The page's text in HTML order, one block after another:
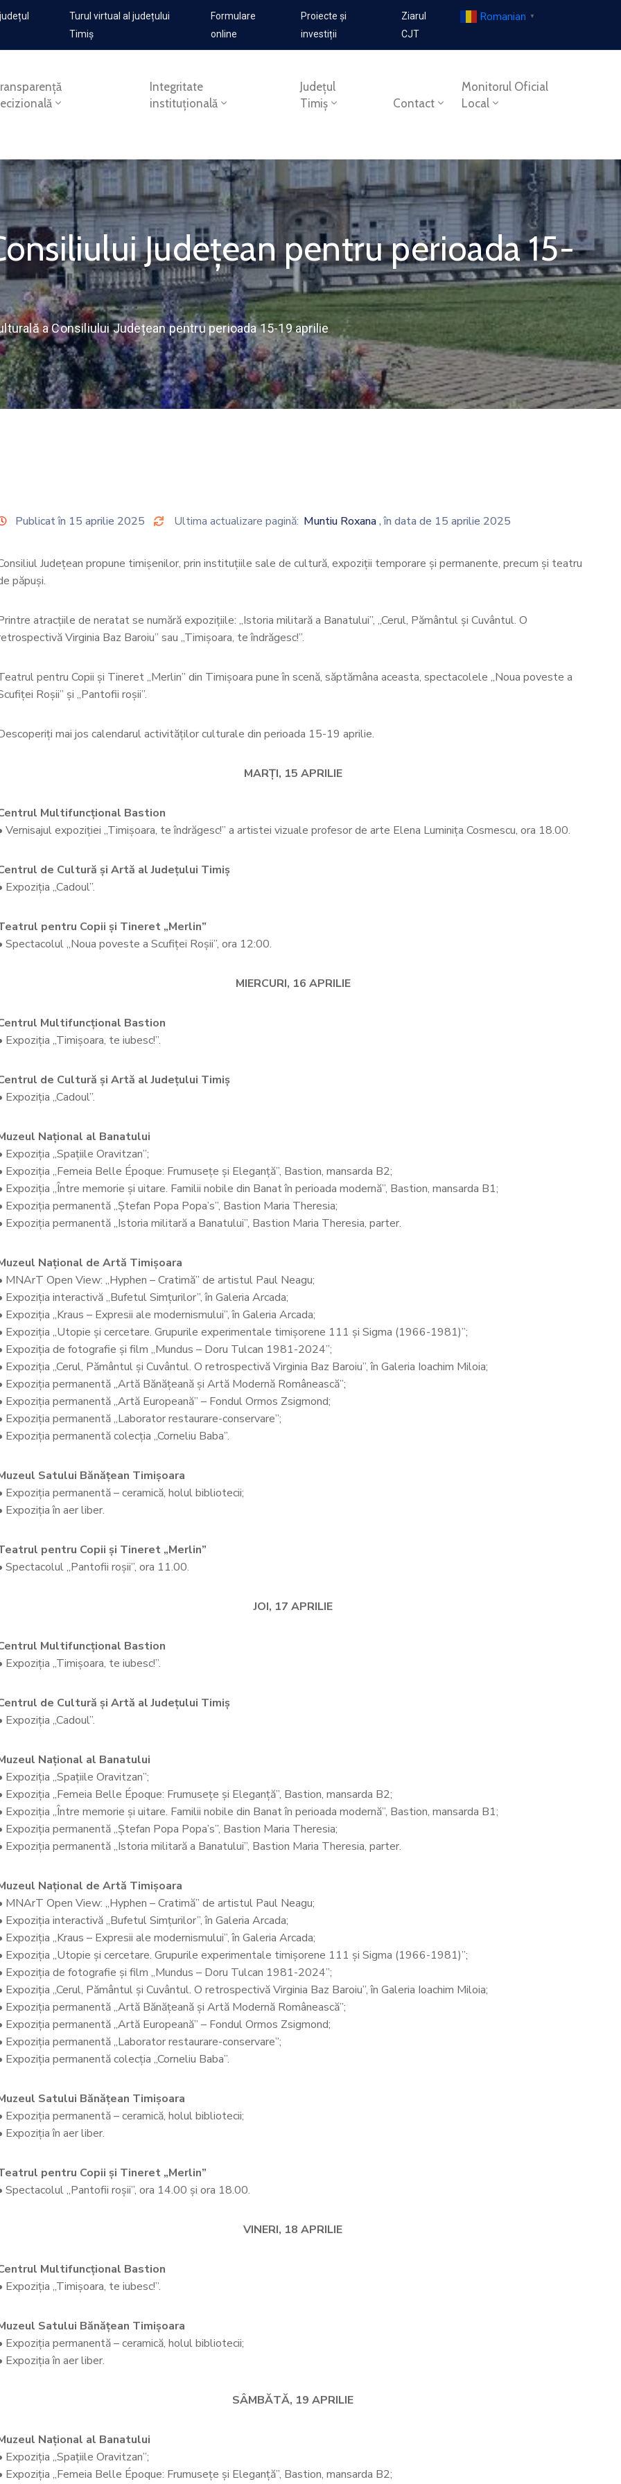
Turul virtual al județului
Timiș
Formulare
online
Proiecte și
investiții
Ziarul
CJT
Romanian ▼
Integritate
instituțională
Județul
Timiș
Contact
Monitorul Oficial
Local
Județean pentru perioada 15-
a Consiliului Județean pentru perioada 15-19 aprilie
Publicat în 15 aprilie 2025 Ultima actualizare pagină: Muntiu Roxana, în data de 15 aprilie 2025
Județean propune timișenilor, prin instituțiile sale de cultură, expoziții temporare și permanente, precum și teatru
păpuși.
atracțiile de neratat se numără expozițiile: „Istoria militară a Banatului”, „Cerul, Pământul și Cuvântul. O
Virginia Baz Baroiu” sau „Timișoara, te îndrăgesc!”.
pentru Copii și Tineret „Merlin” din Timișoara pune în scenă, săptămâna aceasta, spectacolele „Noua poveste a
Roșii” și „Pantofii roșii”.
mai jos calendarul activităților culturale din perioada 15-19 aprilie.
MARȚI, 15 APRILIE
Multifuncțional Bastion
Vernisajul expoziției „Timișoara, te îndrăgesc!” a artistei vizuale profesor de arte Elena Luminița Cosmescu, ora 18.00.
de Cultură și Artă al Județului Timiș
Expoziția „Cadoul”.
pentru Copii și Tineret „Merlin”
Spectacolul „Noua poveste a Scufiței Roșii”, ora 12:00.
MIERCURI, 16 APRILIE
Multifuncțional Bastion
Expoziția „Timișoara, te iubesc!”.
de Cultură și Artă al Județului Timiș
Expoziția „Cadoul”.
Național al Banatului
Expoziția „Spațiile Oravitzan”;
Expoziția „Femeia Belle Époque: Frumusețe și Eleganță”, Bastion, mansarda B2;
Expoziția „Între memorie și uitare. Familii nobile din Banat în perioada modernă”, Bastion, mansarda B1;
Expoziția permanentă „Ștefan Popa Popa’s”, Bastion Maria Theresia;
Expoziția permanentă „Istoria militară a Banatului”, Bastion Maria Theresia, parter.
Național de Artă Timișoara
MNArT Open View: „Hyphen – Cratimă” de artistul Paul Neagu;
Expoziția interactivă „Bufetul Simțurilor”, în Galeria Arcada;
Expoziția „Kraus – Expresii ale modernismului”, în Galeria Arcada;
Expoziția „Utopie și cercetare. Grupurile experimentale timișorene 111 și Sigma (1966-1981)”;
Expoziția de fotografie și film „Mundus – Doru Tulcan 1981-2024”;
Expoziția „Cerul, Pământul și Cuvântul. O retrospectivă Virginia Baz Baroiu”, în Galeria Ioachim Miloia;
Expoziția permanentă „Artă Bănățeană și Artă Modernă Românească”;
Expoziția permanentă „Artă Europeană” – Fondul Ormos Zsigmond;
Expoziția permanentă „Laborator restaurare-conservare”;
Expoziția permanentă colecția „Corneliu Baba”.
Satului Bănățean Timișoara
Expoziția permanentă – ceramică, holul bibliotecii;
Expoziția în aer liber.
pentru Copii și Tineret „Merlin”
Spectacolul „Pantofii roșii”, ora 11.00.
JOI, 17 APRILIE
Multifuncțional Bastion
Expoziția „Timișoara, te iubesc!”.
de Cultură și Artă al Județului Timiș
Expoziția „Cadoul”.
Național al Banatului
Expoziția „Spațiile Oravitzan”;
Expoziția „Femeia Belle Époque: Frumusețe și Eleganță”, Bastion, mansarda B2;
Expoziția „Între memorie și uitare. Familii nobile din Banat în perioada modernă”, Bastion, mansarda B1;
Expoziția permanentă „Ștefan Popa Popa’s”, Bastion Maria Theresia;
Expoziția permanentă „Istoria militară a Banatului”, Bastion Maria Theresia, parter.
Național de Artă Timișoara
MNArT Open View: „Hyphen – Cratimă” de artistul Paul Neagu;
Expoziția interactivă „Bufetul Simțurilor”, în Galeria Arcada;
Expoziția „Kraus – Expresii ale modernismului”, în Galeria Arcada;
Expoziția „Utopie și cercetare. Grupurile experimentale timișorene 111 și Sigma (1966-1981)”;
Expoziția de fotografie și film „Mundus – Doru Tulcan 1981-2024”;
Expoziția „Cerul, Pământul și Cuvântul. O retrospectivă Virginia Baz Baroiu”, în Galeria Ioachim Miloia;
Expoziția permanentă „Artă Bănățeană și Artă Modernă Românească”;
Expoziția permanentă „Artă Europeană” – Fondul Ormos Zsigmond;
Expoziția permanentă „Laborator restaurare-conservare”;
Expoziția permanentă colecția „Corneliu Baba”.
Satului Bănățean Timișoara
Expoziția permanentă – ceramică, holul bibliotecii;
Expoziția în aer liber.
pentru Copii și Tineret „Merlin”
Spectacolul „Pantofii roșii”, ora 14.00 și ora 18.00.
VINERI, 18 APRILIE
Multifuncțional Bastion
Expoziția „Timișoara, te iubesc!”.
Satului Bănățean Timișoara
Expoziția permanentă – ceramică, holul bibliotecii;
Expoziția în aer liber.
SÂMBĂTĂ, 19 APRILIE
Național al Banatului
Expoziția „Spațiile Oravitzan”;
Expoziția „Femeia Belle Époque: Frumusețe și Eleganță”, Bastion, mansarda B2;